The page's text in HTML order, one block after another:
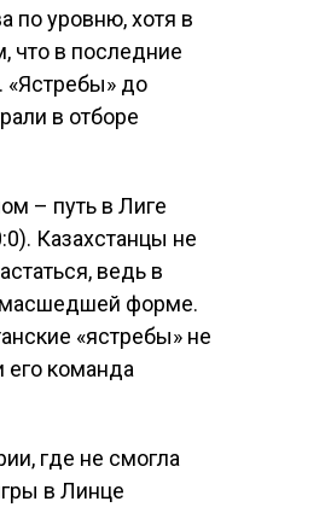
по уровню, хотя в
что в последние
«Ястребы» до
в отборе
– путь в Лиге
Казахстанцы не
ведь в
форме.
«ястребы» не
команда
где не смогла
в Линце